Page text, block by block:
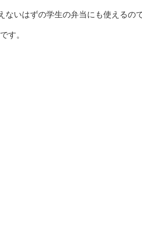
いはずの学生の弁当にも使えるの
す。